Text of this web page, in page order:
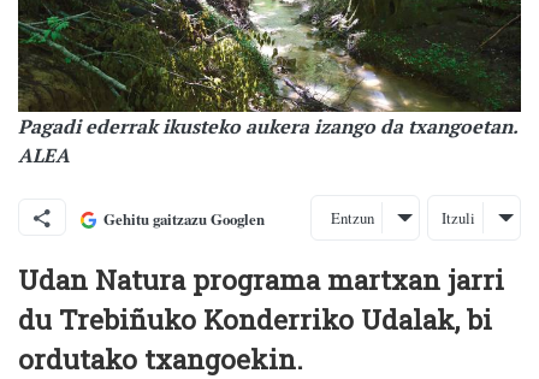
Pagadi ederrak ikusteko aukera izango da txangoetan.
ALEA
Gehitu gaitzazu Googlen Entzun Itzuli
Udan Natura programa martxan jarri
du Trebiñuko Konderriko Udalak, bi
ordutako txangoekin.